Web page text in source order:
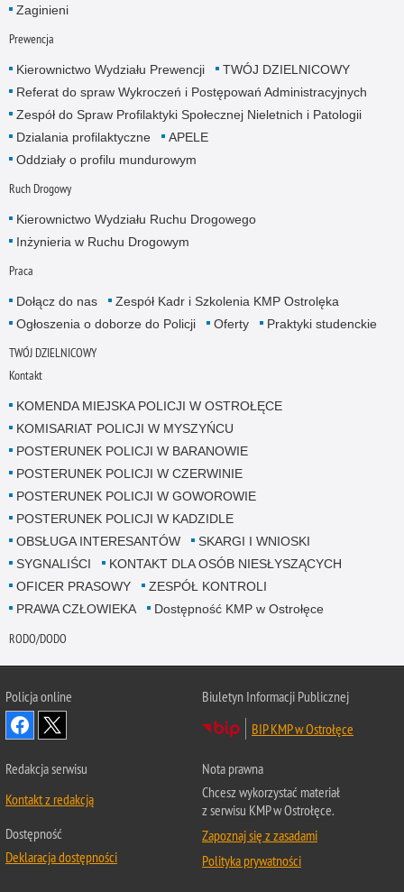
Zaginieni
Prewencja
Kierownictwo Wydziału Prewencji
TWÓJ DZIELNICOWY
Referat do spraw Wykroczeń i Postępowań Administracyjnych
Zespół do Spraw Profilaktyki Społecznej Nieletnich i Patologii
Dzialania profilaktyczne
APELE
Oddziały o profilu mundurowym
Ruch Drogowy
Kierownictwo Wydziału Ruchu Drogowego
Inżynieria w Ruchu Drogowym
Praca
Dołącz do nas
Zespół Kadr i Szkolenia KMP Ostrolęka
Ogłoszenia o doborze do Policji
Oferty Praktyki studenckie
TWÓJ DZIELNICOWY
Kontakt
KOMENDA MIEJSKA POLICJI W OSTROŁĘCE
KOMISARIAT POLICJI W MYSZYŃCU
POSTERUNEK POLICJI W BARANOWIE
POSTERUNEK POLICJI W CZERWINIE
POSTERUNEK POLICJI W GOWOROWIE
POSTERUNEK POLICJI W KADZIDLE
OBSŁUGA INTERESANTÓW
SKARGI I WNIOSKI
SYGNALIŚCI
KONTAKT DLA OSÓB NIESŁYSZĄCYCH
OFICER PRASOWY
ZESPÓŁ KONTROLI
PRAWA CZŁOWIEKA
Dostępność KMP w Ostrołęce
RODO/DODO
Policja online
Biuletyn Informacji Publicznej
BIP KMP w Ostrołęce
Redakcja serwisu
Kontakt z redakcją
Dostępność
Deklaracja dostępności
Nota prawna
Chcesz wykorzystać materiał
z serwisu KMP w Ostrołęce.
Zapoznaj się z zasadami
Polityka prywatności